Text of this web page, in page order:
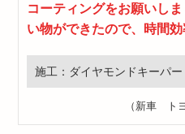
コーティングをお願いし
い物ができたので、時間効
施工：ダイヤモンドキーパ
（新車 ト